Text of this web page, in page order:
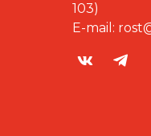
103)
E-mail: